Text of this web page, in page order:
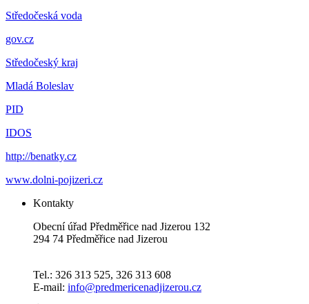
Středočeská voda
gov.cz
Středočeský kraj
Mladá Boleslav
PID
IDOS
http://benatky.cz
www.dolni-pojizeri.cz
Kontakty
Obecní úřad Předměřice nad Jizerou 132
294 74 Předměřice nad Jizerou
Tel.: 326 313 525, 326 313 608
E-mail: info@predmericenadjizerou.cz